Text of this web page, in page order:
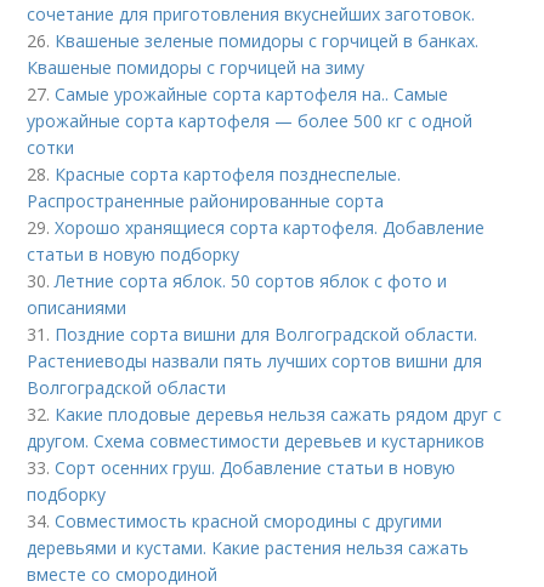
сочетание для приготовления вкуснейших заготовок.
26. Квашеные зеленые помидоры с горчицей в банках.
Квашеные помидоры с горчицей на зиму
27.Самые урожайные сорта картофеля на.. Самые
урожайные сорта картофеля — более 500 кг с одной
сотки
28. Красные сорта картофеля позднеспелые.
Распространенные районированные сорта
29.Хорошо хранящиеся сорта картофеля. Добавление
статьи в новую подборку
30. Летние сорта яблок. 50 сортов яблок с фото и
описаниями
31. Поздние сорта вишни для Волгоградской области.
Растениеводы назвали пять лучших сортов вишни для
Волгоградской области
32. Какие плодовые деревья нельзя сажать рядом друг с
другом. Схема совместимости деревьев и кустарников
33.Сорт осенних груш. Добавление статьи в новую
подборку
34.Совместимость красной смородины с другими
деревьями и кустами. Какие растения нельзя сажать
вместе со смородиной